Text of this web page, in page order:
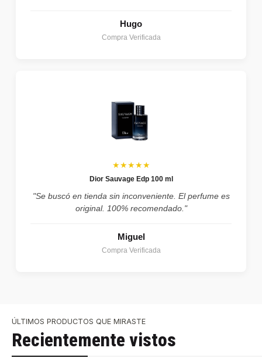
Hugo
Compra Verificada
★★★★★
Dior Sauvage Edp 100 ml
"Se buscó en tienda sin inconveniente. El perfume es
original. 100% recomendado."
Miguel
Compra Verificada
ÚLTIMOS PRODUCTOS QUE MIRASTE
Recientemente vistos